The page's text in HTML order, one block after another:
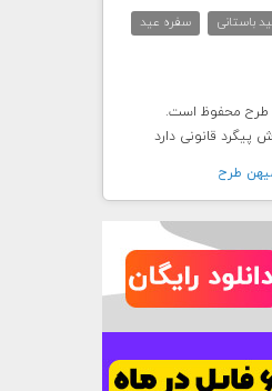
باستانی
سفره عید
پیگرد قانونی دارد
طرح